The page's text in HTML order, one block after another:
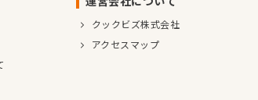
クックビズ株式会社
アクセスマップ